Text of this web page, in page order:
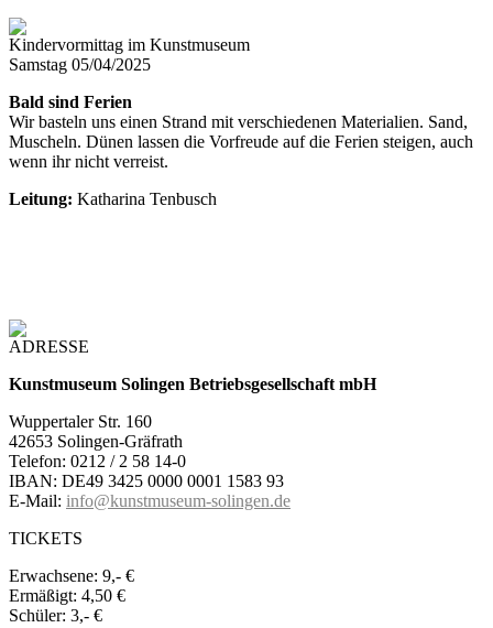
Kindervormittag im Kunstmuseum
Samstag 05/04/2025
Bald sind Ferien
Wir basteln uns einen Strand mit verschiedenen Materialien. Sand,
Muscheln. Dünen lassen die Vorfreude auf die Ferien steigen, auch
wenn ihr nicht verreist.
Leitung: Katharina Tenbusch
ADRESSE
Kunstmuseum Solingen Betriebsgesellschaft mbH
Wuppertaler Str. 160
42653 Solingen-Gräfrath
Telefon: 0212 / 2 58 14-0
IBAN: DE49 3425 0000 0001 1583 93
E-Mail: info@kunstmuseum-solingen.de
TICKETS
Erwachsene: 9,- €
Ermäßigt: 4,50 €
Schüler: 3,- €